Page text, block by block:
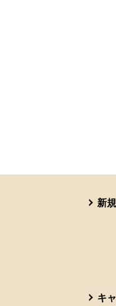
新
キ